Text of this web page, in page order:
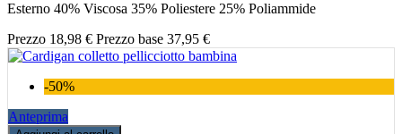
Esterno 40% Viscosa 35% Poliestere 25% Poliammide
Prezzo 18,98 € Prezzo base 37,95 €
-50%
Anteprima